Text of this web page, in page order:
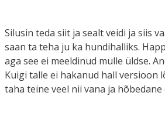
Silusin teda siit ja sealt veidi ja siis
saan ta teha ju ka hundihalliks.
aga see ei meeldinud mulle üldse.
Kuigi talle ei hakanud hall versioon
taha teine veel nii vana ja hõbedane